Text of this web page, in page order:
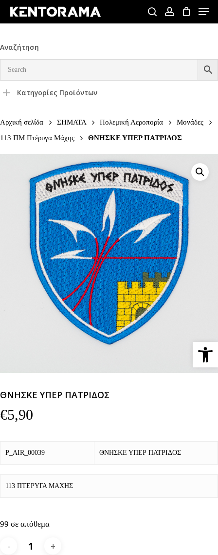
Skip
content
searchaccount
Menu
Αναζήτηση
Κατηγορίες Προϊόντων
Αρχική σελίδα ΣΗΜΑΤΑ Πολεμική Αεροπορία
Μονάδες
113 ΠΜ Πτέρυγα Μάχης
ΘΝΗΣΚΕ ΥΠΕΡ ΠΑΤΡΙΔΟΣ
ΘΝΗΣΚΕ ΥΠΕΡ ΠΑΤΡΙΔΟΣ
€5,90
P_AIR_00039 ΘΝΗΣΚΕ ΥΠΕΡ ΠΑΤΡΙΔΟΣ
113 ΠΤΕΡΥΓΑ ΜΑΧΗΣ
99 σε απόθεμα